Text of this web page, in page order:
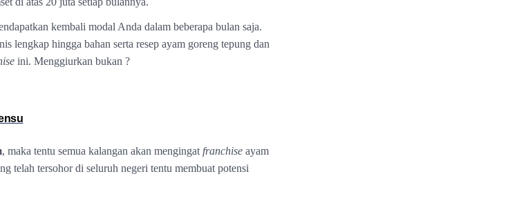
kembali modal Anda dalam beberapa bulan saja.
lengkap hingga bahan serta resep ayam goreng tepung dan
ini. Menggiurkan bukan ?
, maka tentu semua kalangan akan mengingat franchise ayam
telah tersohor di seluruh negeri tentu membuat potensi